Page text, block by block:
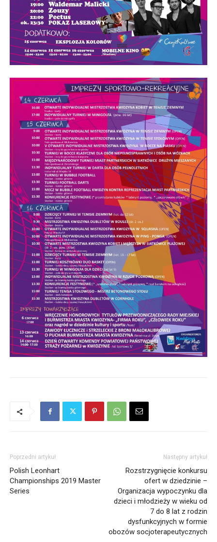
Poprzedni artykuł
Polish Leonhart
Championships 2019 Master
Series
Następny artykuł
Rozstrzygnięcie konkursu
ofert w dziedzinie –
Organizacja wypoczynku dla
dzieci i młodzieży w wieku od
7 do 8 lat z rodzin
dysfunkcyjnych w formie
obozów socjoterapeutycznych